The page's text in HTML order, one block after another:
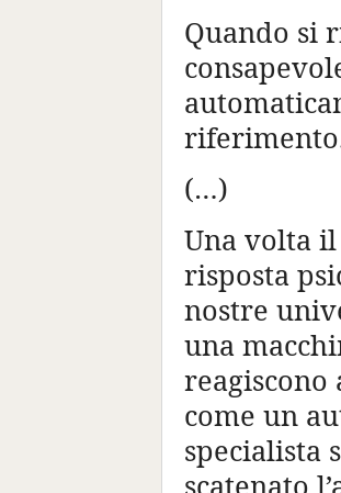
Quando si
(…)
Una volta
risposta
nostre
una
come un
specialista